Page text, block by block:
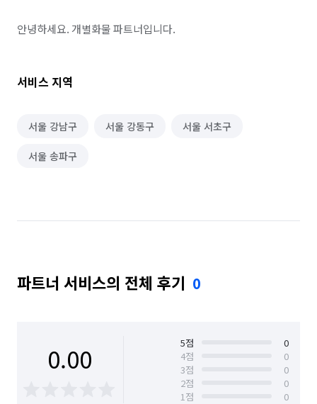
안녕하세요. 개별화물 파트너입니다.
서비스 지역
서울 강남구 서울 강동구 서울 서초구
서울 송파구
파트너 서비스의 전체 후기 0
0.00 5점
0
4점
0
3점
0
2점
0
1점
0